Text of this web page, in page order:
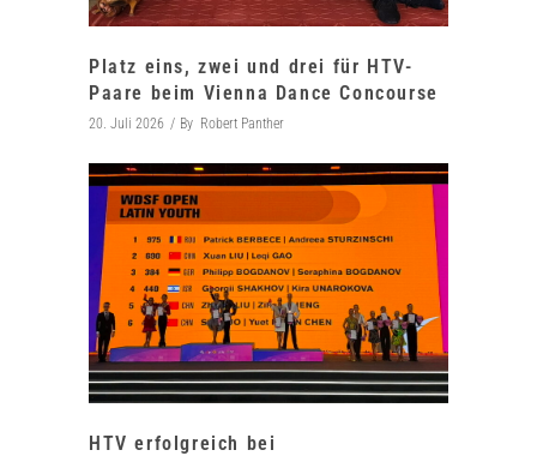
Platz eins, zwei und drei für HTV-
Paare beim Vienna Dance Concourse
20. Juli 2026 By Robert Panther
HTV erfolgreich bei